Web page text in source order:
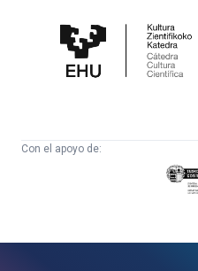
Cultura
Científica
Con el apoyo de: